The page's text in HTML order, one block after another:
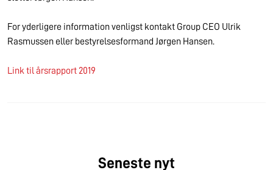
For yderligere information venligst kontakt Group CEO Ulrik
Rasmussen eller bestyrelsesformand Jørgen Hansen.
Link til årsrapport 2019
Seneste nyt